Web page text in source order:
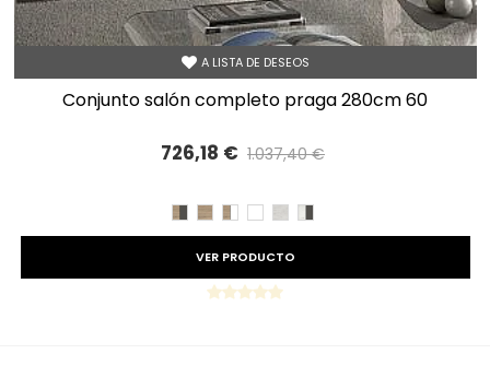
A LISTA DE DESEOS
conjunto salón completo praga 280cm 60
726,18 € 1.037,40 €
CAMBRIAN/PIZARRA
CAMBRIAN
CAMBRIAN/BLANCO
BLANCO
TIBETTIBET/PIZARRA
VER PRODUCTO